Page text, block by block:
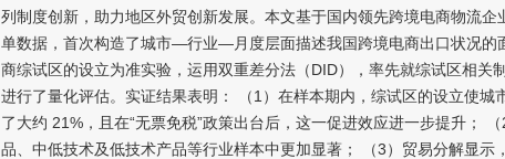
列制度创新，助力地区外贸创新发展。本文基于国内领先跨境电商物流
单数据，首次构造了城市—行业—月度层面描述我国跨境电商出口状况的
商综试区的设立为准实验，运用双重差分法（DID），率先就综试区相关
进行了量化评估。实证结果表明： （1）在样本期内，综试区的设立使城
了大约 21%，且在“无票免税”政策出台后，这一促进效应进一步提升；
品、中低技术及低技术产品等行业样本中更加显著； （3）贸易分解显示